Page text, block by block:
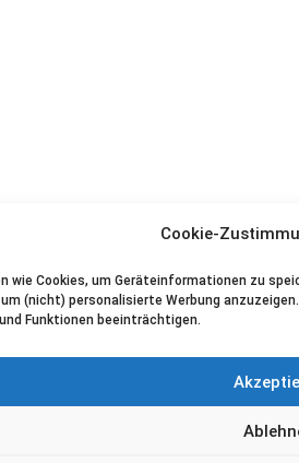
Cookie-
wie Cookies, um Geräteinformationen zu
um (nicht) personalisierte Werbung
Funktionen beeinträchtigen.